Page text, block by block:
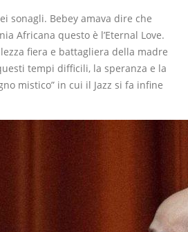
sonagli. Bebey amava dire che
Africana questo è l’Eternal Love.
fiera e battagliera della madre
tempi difficili, la speranza e la
mistico” in cui il Jazz si fa infine